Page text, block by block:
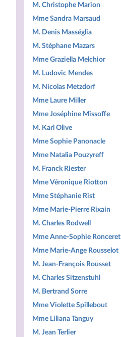
M. Christophe Marion
Mme Sandra Marsaud
M. Denis Masséglia
M. Stéphane Mazars
Mme Graziella Melchior
M. Ludovic Mendes
M. Nicolas Metzdorf
Mme Laure Miller
Mme Joséphine Missoffe
M. Karl Olive
Mme Sophie Panonacle
Mme Natalia Pouzyreff
M. Franck Riester
Mme Véronique Riotton
Mme Stéphanie Rist
Mme Marie-Pierre Rixain
M. Charles Rodwell
Mme Anne-Sophie Ronceret
Mme Marie-Ange Rousselot
M. Jean-François Rousset
M. Charles Sitzenstuhl
M. Bertrand Sorre
Mme Violette Spillebout
Mme Liliana Tanguy
M. Jean Terlier